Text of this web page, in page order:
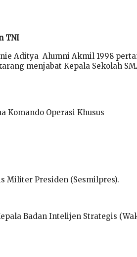
TNI
Aditya Alumni Akmil 1998
menjabat Kepala Sekolah
Komando Operasi Khusus
Militer Presiden (Sesmilpres).
Badan Intelijen Strategis